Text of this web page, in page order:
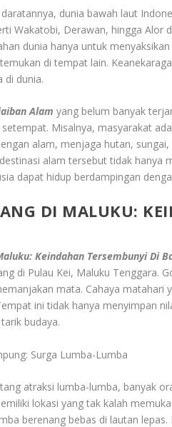
dunia bawah laut
Wakatobi, Derawan, hingga Alor
dunia hanya untuk
di tempat lain.
di dunia.
Alam yang belum banyak
Misalnya, masyarakat
alam, menjaga hutan,
alam tersebut tidak
dapat hidup berdampingan
DI MALUKU:
Keindahan Tersembunyi Di
di Pulau Kei, Maluku Tenggara.
mata. Cahaya
ini tidak hanya menyimpan
budaya.
Surga Lumba-Lumba
atraksi lumba-lumba, banyak
lokasi yang tak kalah
berenang bebas di lautan